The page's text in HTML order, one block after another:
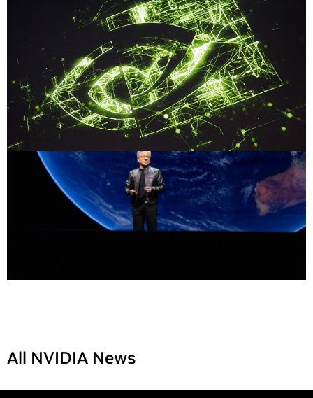
Compartilhe
All NVIDIA News